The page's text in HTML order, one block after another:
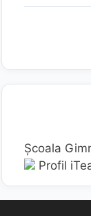
Școala
Profil